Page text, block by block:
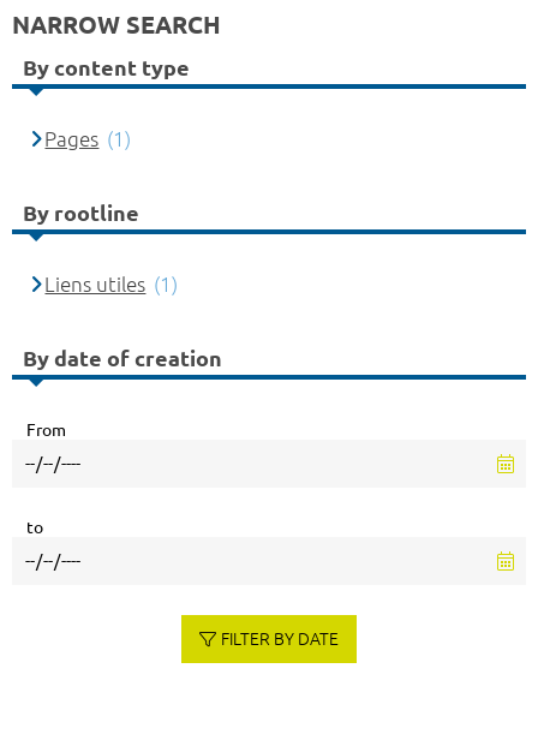
NARROW SEARCH
By content type
Pages (1)
By rootline
Liens utiles (1)
By date of creation
From
to
FILTER BY DATE